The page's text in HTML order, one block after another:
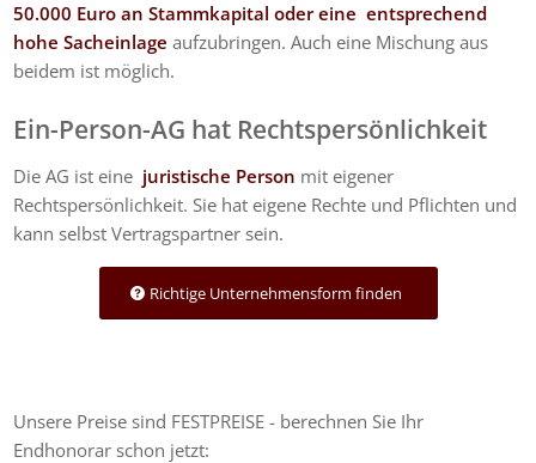
50.000 Euro an Stammkapital oder eine entsprechend
hohe Sacheinlage aufzubringen. Auch eine Mischung aus
beidem ist möglich.
Ein-Person-AG hat Rechtspersönlichkeit
Die AG ist eine juristische Person mit eigener
Rechtspersönlichkeit. Sie hat eigene Rechte und Pflichten und
kann selbst Vertragspartner sein.
Richtige Unternehmensform finden
Unsere Preise sind FESTPREISE - berechnen Sie Ihr
Endhonorar schon jetzt: